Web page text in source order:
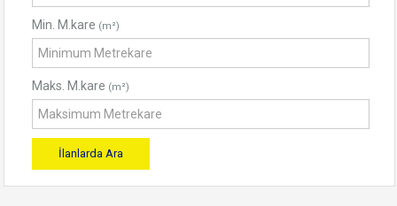
Min. M.kare (m²)
Maks. M.kare (m²)